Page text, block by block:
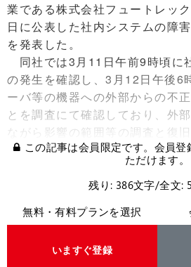
業である株式会社フュートレッ
日に公表した社内システムの障
を発表した。
同社では3月11日午前9時頃に
の発生を確認し、3月12日午後6
ーバ等の機器への外部からの不
とを調査にて確認しており、外
ながら影響の範囲等の調査と復
この記事は会員限定です。会員
ただけます。
残り: 386文字/全文:
無料・有料プランを選択
いますぐ登録